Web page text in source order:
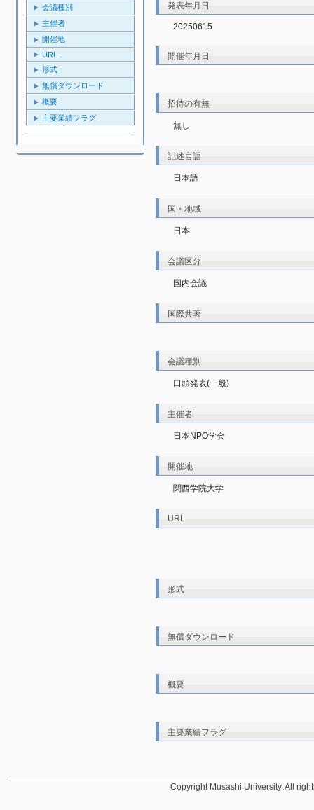
会議種別
主催者
開催地
URL
形式
無償ダウンロード
概要
主要業績フラグ
発表年月日
20250615
開催年月日
招待の有無
無し
記述言語
日本語
国・地域
日本
会議区分
国内会議
国際共著
会議種別
口頭発表(一般)
主催者
日本NPO学会
開催地
関西学院大学
URL
形式
無償ダウンロード
概要
主要業績フラグ